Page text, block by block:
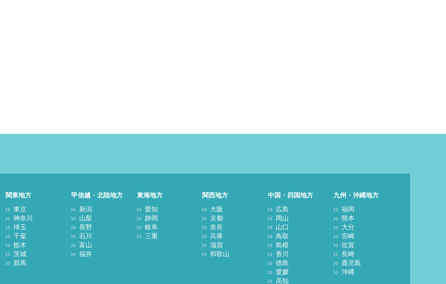
関東地方
東京
神奈川
埼玉
千葉
栃木
茨城
群馬
甲信越・北陸地方
新潟
山梨
長野
石川
富山
福井
東海地方
愛知
静岡
岐阜
三重
関西地方
大阪
京都
奈良
兵庫
滋賀
和歌山
中国・四国地方
広島
岡山
山口
鳥取
島根
香川
徳島
愛媛
高知
九州・沖縄地方
福岡
熊本
大分
宮崎
佐賀
長崎
鹿児島
沖縄